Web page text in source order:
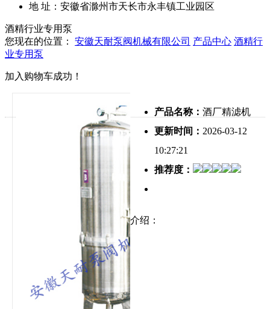
地 址：安徽省滁州市天长市永丰镇工业园区
酒精行业专用泵
您现在的位置： 安徽天耐泵阀机械有限公司 产品中心 酒精行
业专用泵
加入购物车成功！
产品名称： 酒厂精滤机
更新时间： 2026-03-12
10:27:21
推荐度：
介绍：